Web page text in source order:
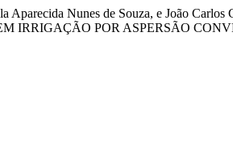
Aparecida Nunes de Souza, e João
IRRIGAÇÃO POR ASPERSÃO